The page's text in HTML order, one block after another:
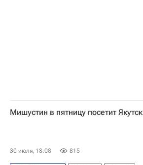
Мишустин в пятницу посетит Якутск
30 июля, 18:08 815